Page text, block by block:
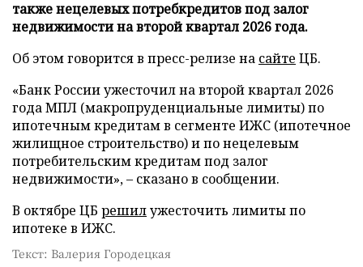
также нецелевых потребкредитов под залог
недвижимости на второй квартал 2026 года.
Об этом говорится в пресс-релизе на сайте ЦБ.
«Банк России ужесточил на второй квартал 2026
года МПЛ (макропруденциальные лимиты) по
ипотечным кредитам в сегменте ИЖС (ипотечное
жилищное строительство) и по нецелевым
потребительским кредитам под залог
недвижимости», – сказано в сообщении.
В октябре ЦБ решилужесточить лимиты по
ипотеке в ИЖС.
Текст: Валерия Городецкая